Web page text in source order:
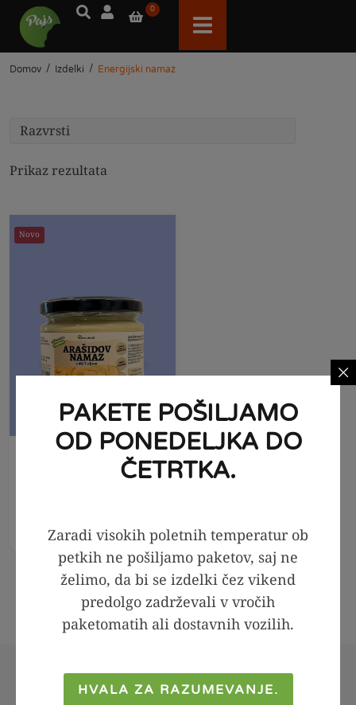
0
Domov / Izdelki / Energijski namaz
Prikaz rezultata
Novo
V KOŠARICO
7,90€
PAKETE POŠILJAMO
OD PONEDELJKA DO
ČETRTKA.
Zaradi visokih poletnih temperatur ob
petkih ne pošiljamo paketov, saj ne
želimo, da bi se izdelki čez vikend
predolgo zadrževali v vročih
paketomatih ali dostavnih vozilih.
HVALA ZA RAZUMEVANJE.